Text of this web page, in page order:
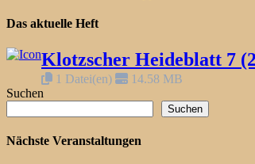
Das aktuelle Heft
Klotzscher Heideblatt 7
1 Datei(en)
14.58 MB
Suchen
Suchen
Nächste Veranstaltungen